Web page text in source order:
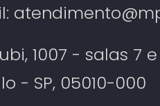
1007 - salas 7
- SP, 05010-000